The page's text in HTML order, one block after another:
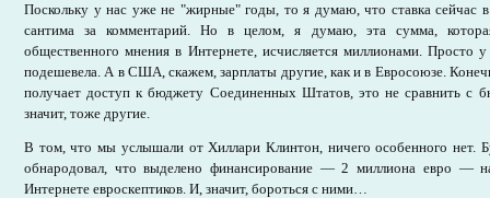
Поскольку у нас уже не "жирные" годы, то я думаю, что ставка сейчас
сантима за комментарий. Но в целом, я думаю, эта сумма,
общественного мнения в Интернете, исчисляется миллионами. Просто
подешевела. А в США, скажем, зарплаты другие, как и в Евросоюзе.
получает доступ к бюджету Соединенных Штатов, это не сравнить с
значит, тоже другие.
В том, что мы услышали от Хиллари Клинтон, ничего особенного нет.
обнародовал, что выделено финансирование — 2 миллиона евро —
Интернете евроскептиков. И, значит, бороться с ними…